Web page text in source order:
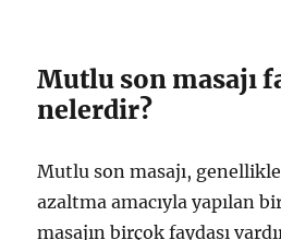
Mutlu son masajı
nelerdir?
Mutlu son masajı,
azaltma amacıyla yapılan
masajın birçok faydası